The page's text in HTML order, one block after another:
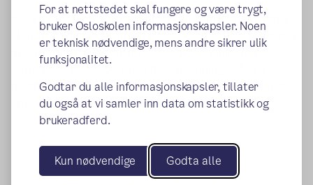
For at nettstedet skal fungere og være trygt,
bruker Osloskolen informasjonskapsler. Noen
er teknisk nødvendige, mens andre sikrer ulik
funksjonalitet.
Godtar du alle informasjonskapsler, tillater
du også at vi samler inn data om statistikk og
brukeradferd.
Kun nødvendige Godta alle
Daglige beskjeder må gis enten som hentemelding
eller melding i Vigilo innen kl.13:00 dagen det gjelder! Vi
aksepterer ikke "gå-hjem-beskjeder" formidlet av
Etter kl. 13:00 har vi ikke anledning til å sjekke
meldinger jevnlig, så det er ikke sikkert at det blir lest
om ettermiddagen.
Publisert:17.09.2017Endret: 03.08.2026